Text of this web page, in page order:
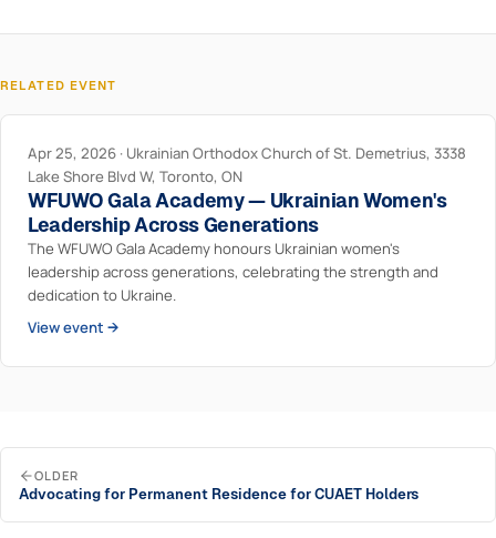
RELATED EVENT
Apr 25, 2026 · Ukrainian Orthodox Church of St. Demetrius, 3338
Lake Shore Blvd W, Toronto, ON
WFUWO Gala Academy — Ukrainian Women's
Leadership Across Generations
The WFUWO Gala Academy honours Ukrainian women's
leadership across generations, celebrating the strength and
dedication to Ukraine.
View event →
OLDER
Advocating for Permanent Residence for CUAET Holders